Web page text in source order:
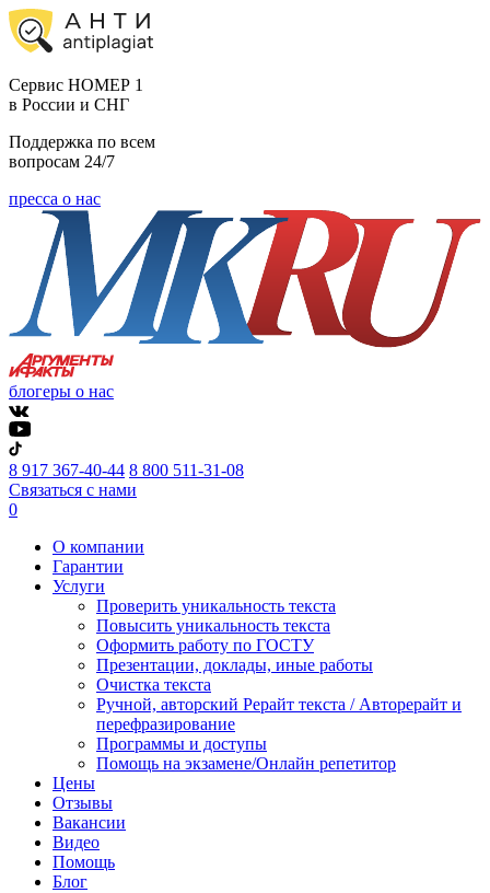
Cервис НОМЕР 1
в России и СНГ
Поддержка по всем
вопросам 24/7
пресса о нас
блогеры о нас
8 917 367-40-44 8 800 511-31-08
Связаться с нами
0
О компании
Гарантии
Услуги
Проверить уникальность текста
Повысить уникальность текста
Оформить работу по ГОСТУ
Презентации, доклады, иные работы
Очистка текста
Ручной, авторский Рерайт текста / Авторерайт и
перефразирование
Программы и доступы
Помощь на экзамене/Онлайн репетитор
Цены
Отзывы
Вакансии
Видео
Помощь
Блог